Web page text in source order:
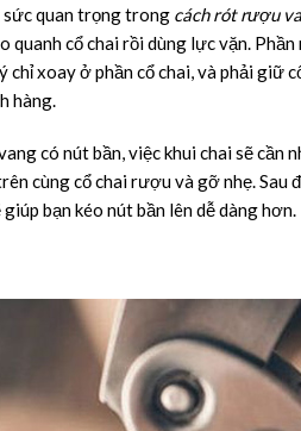
quan trọng trong cách rót rượu
quanh cổ chai rồi dùng lực vặn.
chỉ xoay ở phần cổ chai, và phải giữ
hàng.
có nút bần, việc khui chai sẽ cần
cùng cổ chai rượu và gỡ nhẹ. Sau
bạn kéo nút bần lên dễ dàng hơn.